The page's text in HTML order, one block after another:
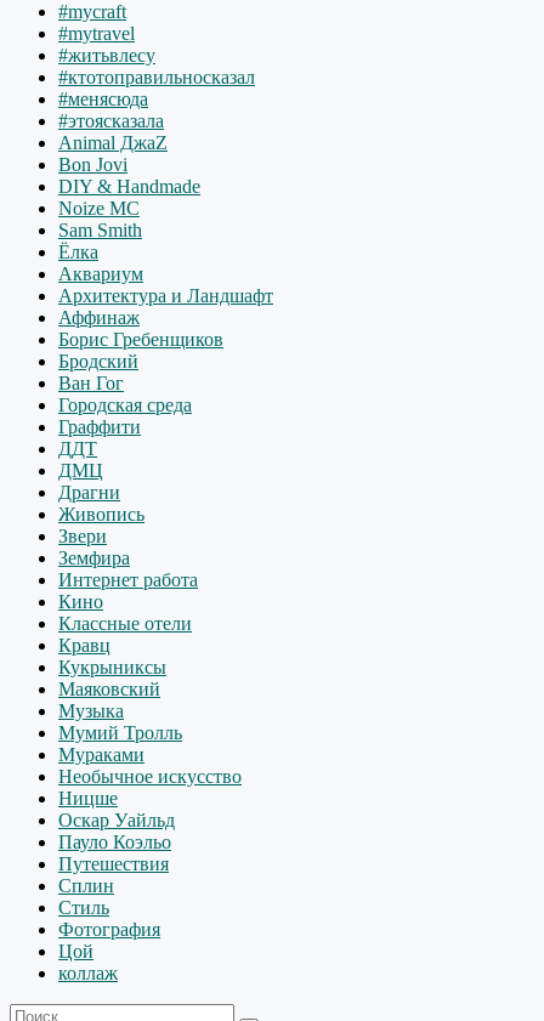
#mycraft
#mytravel
#житьвлесу
#ктотоправильносказал
#менясюда
#этоясказала
Animal ДжаZ
Bon Jovi
DIY & Handmade
Noize MC
Sam Smith
Ёлка
Аквариум
Архитектура и Ландшафт
Аффинаж
Борис Гребенщиков
Бродский
Ван Гог
Городская среда
Граффити
ДДТ
ДМЦ
Драгни
Живопись
Звери
Земфира
Интернет работа
Кино
Классные отели
Кравц
Кукрыниксы
Маяковский
Музыка
Мумий Тролль
Мураками
Необычное искусство
Ницше
Оскар Уайльд
Пауло Коэльо
Путешествия
Сплин
Стиль
Фотография
Цой
коллаж
Искать: